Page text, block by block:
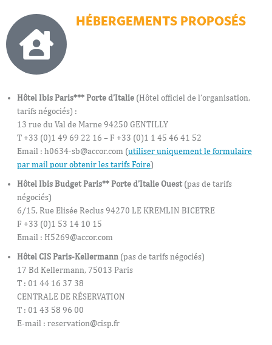
HÉBERGEMENTS PROPOSÉS
Hôtel Ibis Paris*** Porte d’Italie (Hôtel officiel de l’organisation,
tarifs négociés) :
13 rue du Val de Marne 94250 GENTILLY
T +33 (0)1 49 69 22 16 – F +33 (0)1 1 45 46 41 52
Email : h0634-sb@accor.com (utiliser uniquement le formulaire
par mail pour obtenir les tarifs Foire)
Hôtel Ibis Budget Paris** Porte d’Italie Ouest(pas de tarifs
négociés)
6/15, Rue Elisée Reclus 94270 LE KREMLIN BICETRE
F +33 (0)1 53 14 10 15
Email : H5269@accor.com
Hôtel CIS Paris-Kellermann (pas de tarifs négociés)
17 Bd Kellermann, 75013 Paris
T : 01 44 16 37 38
CENTRALE DE RÉSERVATION
T : 01 43 58 96 00
E-mail : reservation@cisp.fr